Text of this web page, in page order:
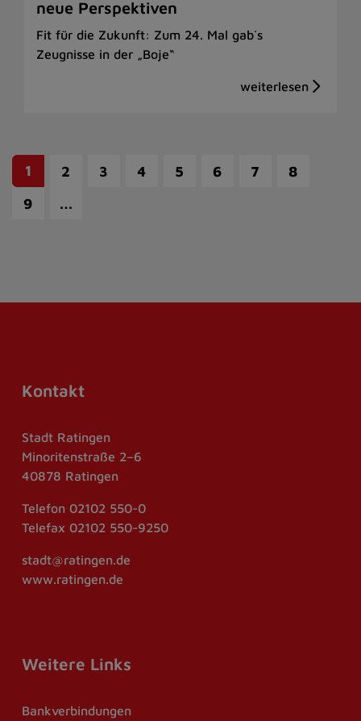
neue Perspektiven
Fit für die Zukunft: Zum 24. Mal gab´s
Zeugnisse in der „Boje“
1 2 3 4 5 6 7
8
9
…
Kontakt
Stadt Ratingen
Minoritenstraße 2–6
40878 Ratingen
Telefon 02102 550-0
Telefax 02102 550-9250
stadt@ratingen.de
www.ratingen.de
Weitere Links
Bankverbindungen